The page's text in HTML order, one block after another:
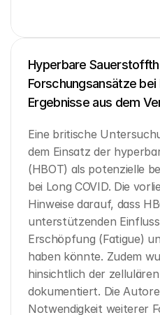
Hyperbare
Forschungsansätze bei
Ergebnisse aus dem
Eine britische
dem Einsatz der
(HBOT) als potenzielle
bei Long COVID. Die
Hinweise darauf, dass
unterstützenden
Erschöpfung (Fatigue)
haben könnte. Zudem
hinsichtlich der
dokumentiert. Die
Notwendigkeit weiterer